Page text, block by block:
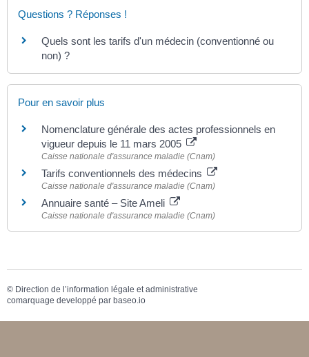
Questions ? Réponses !
Quels sont les tarifs d'un médecin (conventionné ou
non) ?
Pour en savoir plus
Nomenclature générale des actes professionnels en
vigueur depuis le 11 mars 2005
Caisse nationale d'assurance maladie (Cnam)
Tarifs conventionnels des médecins
Caisse nationale d'assurance maladie (Cnam)
Annuaire santé – Site Ameli
Caisse nationale d'assurance maladie (Cnam)
© Direction de l’information légale et administrative
comarquage developpé par baseo.io